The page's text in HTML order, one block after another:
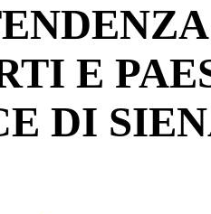
E
DI